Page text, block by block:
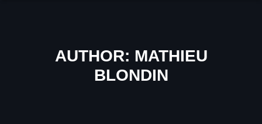
AUTHOR: MATHIEU
BLONDIN